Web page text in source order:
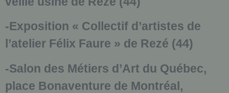
-Exposition « Collectif d’artistes de
l’atelier Félix Faure » de Rezé (44)
-Salon des Métiers d’Art du Québec,
place Bonaventure de Montréal,